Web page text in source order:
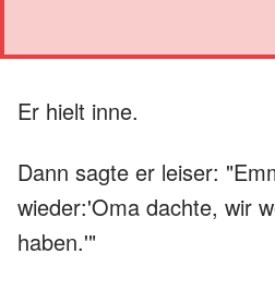
Er hielt inne.
Dann sagte er leiser:
wieder:'Oma dachte, wir
haben.'"